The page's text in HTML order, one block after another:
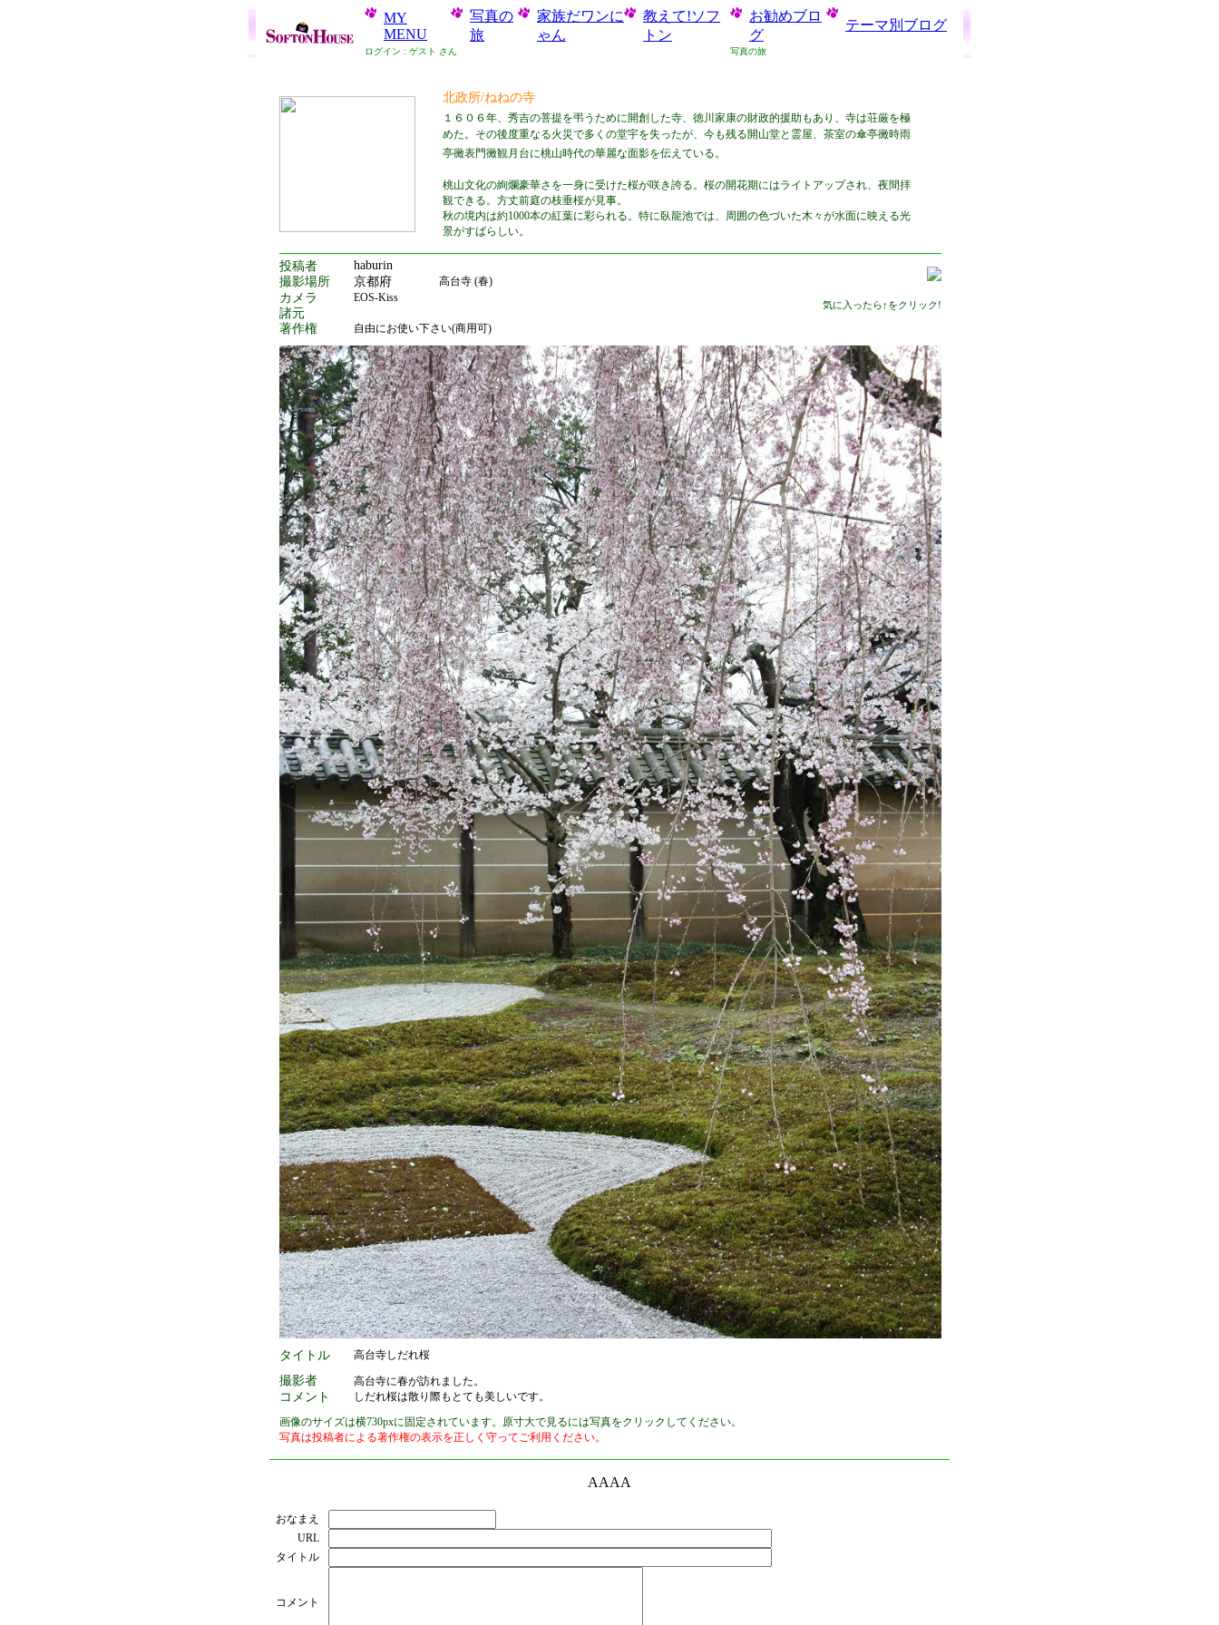
MY
MENU
写真の
旅
家族だワンに
ゃん
教えて!ソフ
トン
お勧めブロ
グ
テーマ別ブログ
ログイン : ゲスト さん 写真の旅
北政所/ねねの寺
１６０６年、秀吉の菩提を弔うために開創した寺、徳川家康の財政的援助もあり、寺は荘厳を極
めた。その後度重なる火災で多くの堂宇を失ったが、今も残る開山堂と霊屋、茶室の傘亭黴時雨
亭黴表門黴観月台に桃山時代の華麗な面影を伝えている。
桃山文化の絢爛豪華さを一身に受けた桜が咲き誇る。桜の開花期にはライトアップされ、夜間拝
観できる。方丈前庭の枝垂桜が見事。
秋の境内は約1000本の紅葉に彩られる。特に臥龍池では、周囲の色づいた木々が水面に映える光
景がすばらしい。
投稿者
haburin
撮影場所
京都府 高台寺 (春)
カメラ EOS-Kiss
気に入ったら↑をクリック!
諸元
著作権
自由にお使い下さい(商用可)
タイトル 高台寺しだれ桜
撮影者
コメント
高台寺に春が訪れました。
しだれ桜は散り際もとても美しいです。
画像のサイズは横730pxに固定されています。原寸大で見るには写真をクリックしてください。
写真は投稿者による著作権の表示を正しく守ってご利用ください。
AAAA
おなまえ
URL
タイトル
コメント